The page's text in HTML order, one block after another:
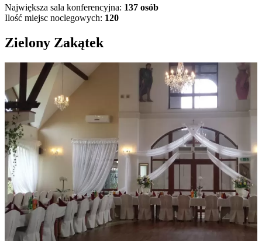
Największa sala konferencyjna: 137 osób
Ilość miejsc noclegowych: 120
Zielony Zakątek